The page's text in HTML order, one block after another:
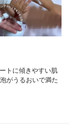
トに傾きやすい肌
がうるおいで満た